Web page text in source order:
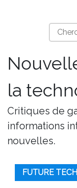
la
Critiques de
informations
nouvelles.
FUTURE TECH